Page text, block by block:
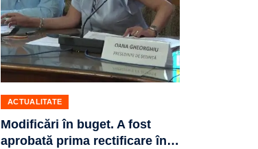
ACTUALITATE
Modificări în buget. A fost
aprobată prima rectificare în…